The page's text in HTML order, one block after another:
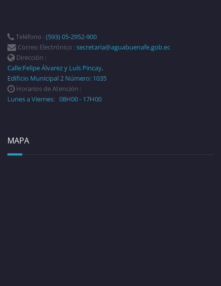
Teléfono : (593) 05-2952-900
Correo Electrónico : secretaria@aguabuenafe.gob.ec
Dirección :
Calle:Felipe Álvarez y Luís Pincay,
Edificio Municipal 2 Número: 1035
Horarios de Atención :
Lunes a Viernes: 08H00 - 17H00
MAPA